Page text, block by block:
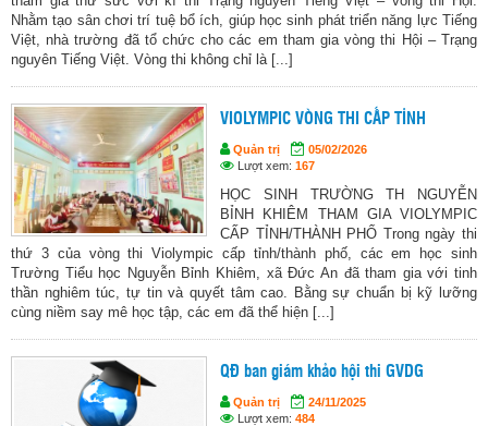
Nhằm tạo sân chơi trí tuệ bổ ích, giúp học sinh phát triển năng lực Tiếng
Việt, nhà trường đã tổ chức cho các em tham gia vòng thi Hội – Trạng
nguyên Tiếng Việt. Vòng thi không chỉ là [...]
VIOLYMPIC VÒNG THI CẤP TỈNH
Quản trị
05/02/2026
Lượt xem: 167
HỌC SINH TRƯỜNG TH NGUYỄN
BỈNH KHIÊM THAM GIA VIOLYMPIC
CẤP TỈNH/THÀNH PHỐ Trong ngày thi
thứ 3 của vòng thi Violympic cấp tỉnh/thành phố, các em học sinh
Trường Tiểu học Nguyễn Bỉnh Khiêm, xã Đức An đã tham gia với tinh
thần nghiêm túc, tự tin và quyết tâm cao. Bằng sự chuẩn bị kỹ lưỡng
cùng niềm say mê học tập, các em đã thể hiện [...]
QĐ ban giám khảo hội thi GVDG
Quản trị
24/11/2025
Lượt xem: 484